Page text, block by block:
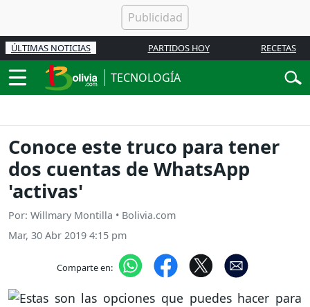
ÚLTIMAS NOTICIAS PARTIDOS HOY RECETAS
TECNOLOGÍA
Conoce este truco para tener
dos cuentas de WhatsApp
'activas'
Por: Willmary Montilla • Bolivia.com
Mar, 30 Abr 2019 4:15 pm
Comparte en: